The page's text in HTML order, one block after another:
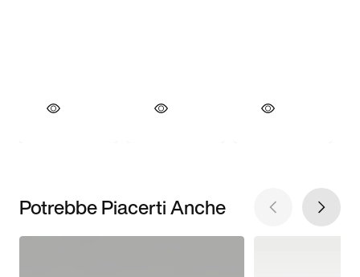
Potrebbe Piacerti Anche